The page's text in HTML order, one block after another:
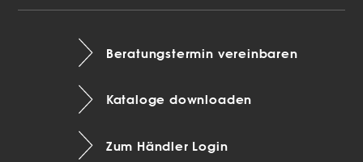
Beratungstermin vereinbaren
Kataloge downloaden
Zum Händler Login